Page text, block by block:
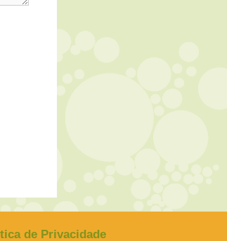
de Privacidade